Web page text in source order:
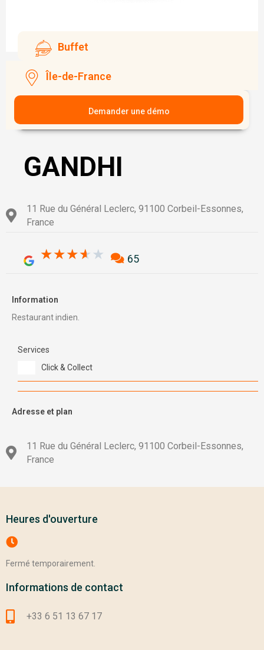
Buffet
Île-de-France
Demander une démo
GANDHI
11 Rue du Général Leclerc, 91100 Corbeil-Essonnes,
France
★★★★★ 3.6/5
65
Information
Restaurant indien.
Services
Click & Collect
Adresse et plan
11 Rue du Général Leclerc, 91100 Corbeil-Essonnes,
France
Heures d'ouverture
Fermé temporairement.
Informations de contact
+33 6 51 13 67 17